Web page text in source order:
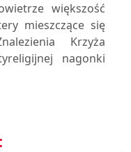
większość
mieszczące się
Krzyża
nagonki